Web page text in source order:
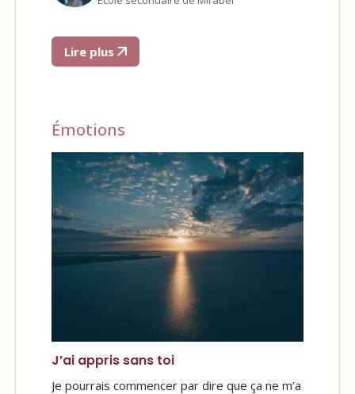
Lire plus
Émotions
J’ai appris sans toi
Je pourrais commencer par dire que ça ne m’a